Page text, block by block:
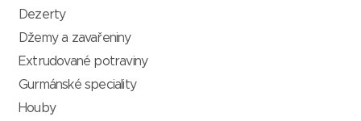
Dezerty
Džemy a zavařeniny
Extrudované potraviny
Gurmánské speciality
Houby